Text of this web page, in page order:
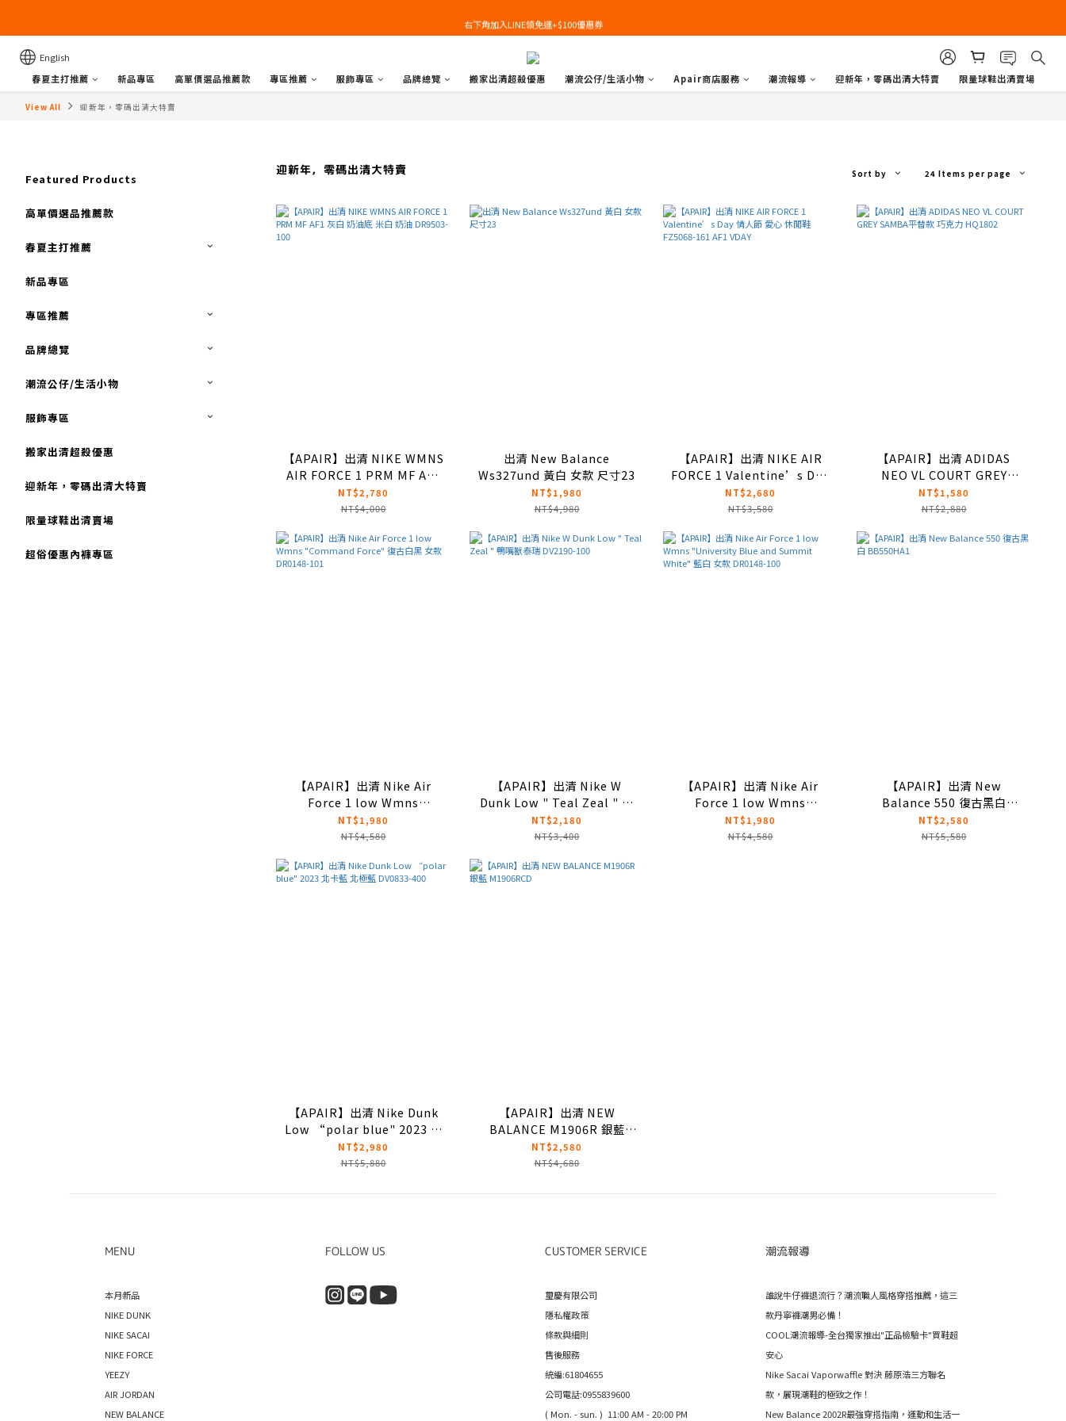
右下角加入LINE領免運+$100優惠券
右下角加入LINE領免運+$100優惠券
即日起，預購商品可提供部分訂金後尾款貨到付款(需協助請洽官line:@apair)
English
春夏主打推薦
新品專區 高單價選品推薦款 專區推薦 服飾專區 品牌總覽 搬家出清超殺優惠 潮流公仔/生活小物 Apair商店服務 潮流報導 迎新年，零碼出清大特賣 限量球鞋出清賣場
View All 迎新年，零碼出清大特賣
Featured Products
高單價選品推薦款
春夏主打推薦
新品專區
專區推薦
品牌總覽
潮流公仔/生活小物
服飾專區
搬家出清超殺優惠
迎新年，零碼出清大特賣
限量球鞋出清賣場
超俗優惠內褲專區
迎新年，零碼出清大特賣 Sort by 24 Items per page
【APAIR】出清 NIKE WMNS
AIR FORCE 1 PRM MF AF1
灰白 奶油底 米白 奶油
DR9503-100
NT$2,780
NT$4,000
出清 New Balance
Ws327und 黃白 女款 尺寸23
NT$1,980
NT$4,980
【APAIR】出清 NIKE AIR
FORCE 1 Valentine’s Day
情人節 愛心 休閒鞋 FZ5068-
161 AF1 VDAY
NT$2,680
NT$3,580
【APAIR】出清 ADIDAS
NEO VL COURT GREY
SAMBA平替款 巧克力
HQ1802
NT$1,580
NT$2,880
【APAIR】出清 Nike Air
Force 1 low Wmns
"Command Force" 復古白
黑 女款 DR0148-101
NT$1,980
NT$4,580
【APAIR】出清 Nike W
Dunk Low " Teal Zeal " 鴨
嘴獸泰瑞 DV2190-100
NT$2,180
NT$3,400
【APAIR】出清 Nike Air
Force 1 low Wmns
"University Blue and
Summit White" 藍白 女款
NT$1,980
NT$4,580
【APAIR】出清 New
Balance 550 復古黑白
BB550HA1
NT$2,580
NT$5,580
【APAIR】出清 Nike Dunk
Low “polar blue" 2023 北
卡藍 北極藍 DV0833-400
NT$2,980
NT$5,880
【APAIR】出清 NEW
BALANCE M1906R 銀藍
M1906RCD
NT$2,580
NT$4,680
MENU
本月新品
NIKE DUNK
NIKE SACAI
NIKE FORCE
YEEZY
AIR JORDAN
NEW BALANCE
FOLLOW US CUSTOMER SERVICE
璽慶有限公司
隱私權政策
條款與細則
售後服務
統編:61804655
公司電話:0955839600
( Mon. - sun. ) 11:00 AM - 20:00 PM
潮流報導
誰說牛仔褲退流行？潮流職人風格穿搭推薦，這三
款丹寧褲潮男必備！
COOL潮流報導-全台獨家推出"正品檢驗卡"買鞋超
安心
Nike Sacai Vaporwaffle 對決 藤原浩三方聯名
款，展現潮鞋的極致之作！
New Balance 2002R最強穿搭指南，運動和生活一